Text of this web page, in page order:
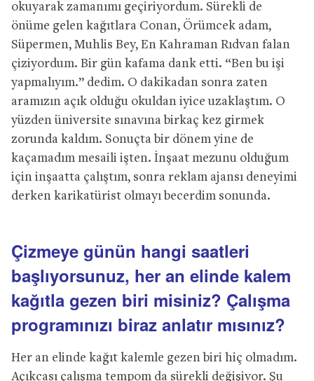
okuyarak zamanımı geçiriyordum. Sürekli de
önüme gelen kağıtlara Conan, Örümcek adam,
Süpermen, Muhlis Bey, En Kahraman Rıdvan falan
çiziyordum. Bir gün kafama dank etti. “Ben bu işi
yapmalıyım.” dedim. O dakikadan sonra zaten
aramızın açık olduğu okuldan iyice uzaklaştım. O
yüzden üniversite sınavına birkaç kez girmek
zorunda kaldım. Sonuçta bir dönem yine de
kaçamadım mesaili işten. İnşaat mezunu olduğum
için inşaatta çalıştım, sonra reklam ajansı deneyimi
derken karikatürist olmayı becerdim sonunda.
Çizmeye günün hangi saatleri
başlıyorsunuz, her an elinde kalem
kağıtla gezen biri misiniz? Çalışma
programınızı biraz anlatır mısınız?
Her an elinde kağıt kalemle gezen biri hiç olmadım.
Açıkcası çalışma tempom da sürekli değişiyor. Şu